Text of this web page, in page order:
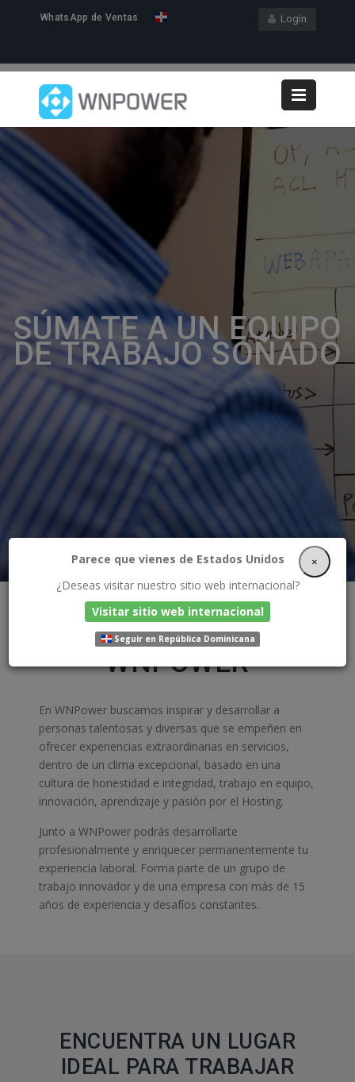
Login
WhatsApp de Ventas
SÚMATE A UN EQUIPO
DE TRABAJO SOÑADO
TRABAJA EN
WNPOWER
En WNPower buscamos inspirar y desarrollar a
personas talentosas y diversas que se empeñen en
ofrecer experiencias extraordinarias en servicios,
dentro de un clima excepcional, basado en una
cultura de honestidad e integridad, trabajo en equipo,
innovación, aprendizaje y pasión por el Hosting.
Junto a WNPower podrás desarrollarte
profesionalmente y enriquecer permanentemente tu
experiencia laboral. Forma parte de un grupo de
trabajo innovador y de una empresa con más de 15
años de experiencia y desafíos constantes.
ENCUENTRA UN LUGAR
IDEAL PARA TRABAJAR
Parece que vienes de Estados Unidos
¿Deseas visitar nuestro sitio web internacional?
Visitar sitio web internacional
Seguir en República Dominicana
×